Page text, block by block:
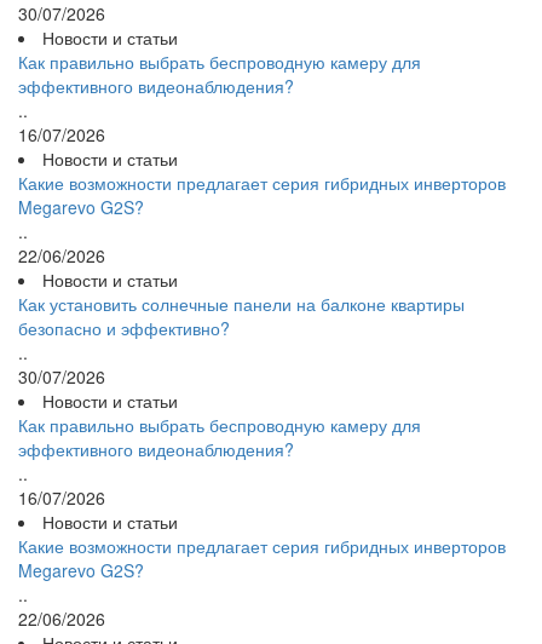
30/07/2026
Новости и статьи
Как правильно выбрать беспроводную камеру для
эффективного видеонаблюдения?
..
16/07/2026
Новости и статьи
Какие возможности предлагает серия гибридных инверторов
Megarevo G2S?
..
22/06/2026
Новости и статьи
Как установить солнечные панели на балконе квартиры
безопасно и эффективно?
..
30/07/2026
Новости и статьи
Как правильно выбрать беспроводную камеру для
эффективного видеонаблюдения?
..
16/07/2026
Новости и статьи
Какие возможности предлагает серия гибридных инверторов
Megarevo G2S?
..
22/06/2026